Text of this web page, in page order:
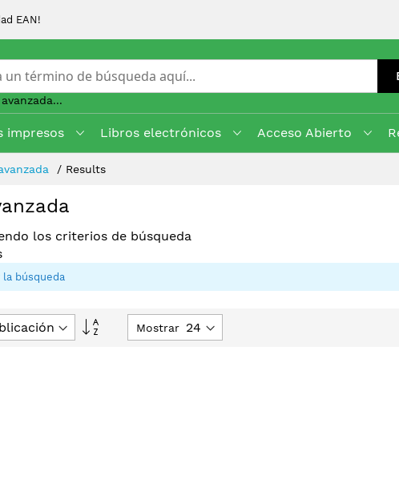
EAN!
impresos Libros electrónicos Acceso Abierto
Results
los criterios de búsqueda
la búsqueda
Fijar
Mostrar